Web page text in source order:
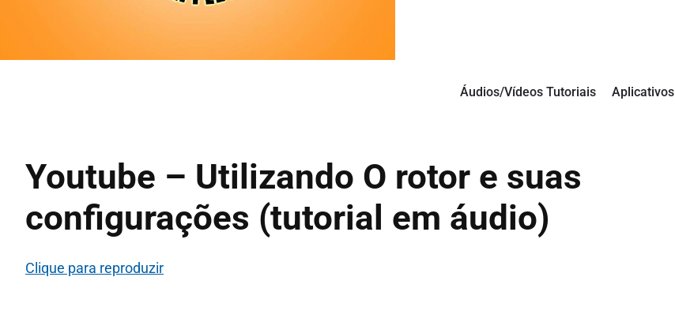
Áudios/Vídeos Tutoriais Aplicativos
Youtube – Utilizando O rotor e suas
configurações (tutorial em áudio)
Clique para reproduzir